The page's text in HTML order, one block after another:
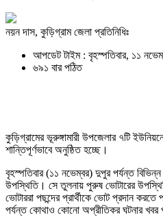
নয়ন দাস, কুড়িগ্রাম জেলা প্রতিনিধিঃ
আপডেট টাইম : বৃহস্পতিবার, ১১
৬৯১ বার পঠিত
কুড়িগ্রামের ভূরুঙ্গামারী উপজেলার ৭টি
শান্তিপূর্ণভাবে অনুষ্ঠিত হচ্ছে।
বৃহস্পতিবার (১১ নভেম্বর) দুপুর পর্যন্ত বিভিন্ন
উপস্থিতি। সে তুলনায় পুরুষ ভোটারের
ভোটাররা পছন্দের প্রার্থীকে ভোট প্রদান করতে
পর্যন্ত কোথাও কোনো অপ্রীতিকর ঘটনার খবর